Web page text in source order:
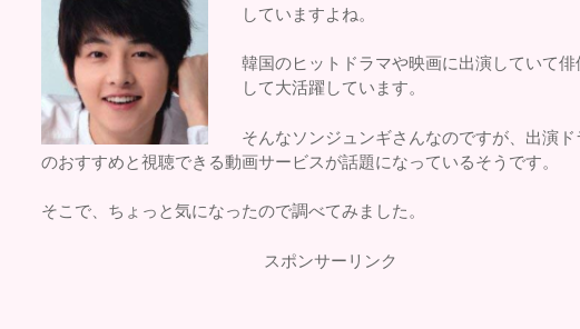
していますよね。
韓国のヒットドラマや映画に出演していて俳
して大活躍しています。
そんなソンジュンギさんなのですが、出演ド
のおすすめと視聴できる動画サービスが話題になっているそうです。
そこで、ちょっと気になったので調べてみました。
スポンサーリンク